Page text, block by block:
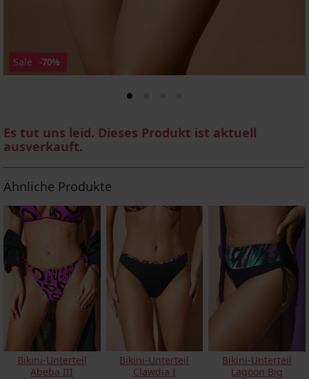
Sale -70%
Es tut uns leid. Dieses Produkt ist aktuell
ausverkauft.
Ähnliche Produkte
Bikini-Unterteil
Abeba III
Bikini-Unterteil
Clawdia I
Bikini-Unterteil
Lagoon Big